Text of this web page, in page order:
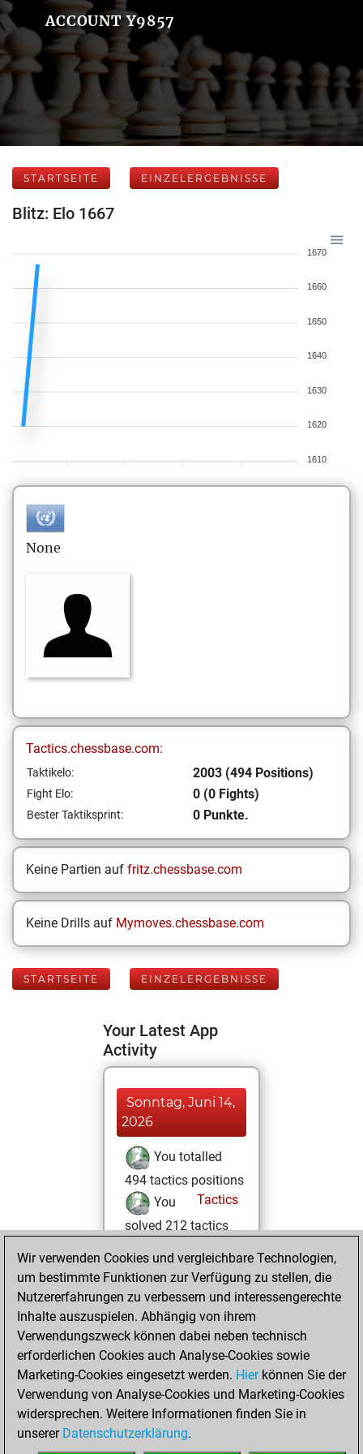
ACCOUNT Y9857
STARTSEITE EINZELERGEBNISSE
Blitz: Elo 1667
1670
1660
1650
1640
1630
1620
1610
None
Tactics.chessbase.com:
Taktikelo: 2003 (494 Positions)
Fight Elo: 0 (0 Fights)
Bester Taktiksprint: 0 Punkte.
Keine Partien auf fritz.chessbase.com
Keine Drills auf Mymoves.chessbase.com
STARTSEITE EINZELERGEBNISSE
Your Latest App
Activity
Sonntag, Juni 14,
2026
You totalled
494 tactics positions
Tactics
You
solved 212 tactics
You achieved
an Elo of 2003 in
tactics positions
Mittwoch, Mai 6,
2026
You played 1
blitz games
Play
You scored +1
Wir verwenden Cookies und vergleichbare Technologien,
um bestimmte Funktionen zur Verfügung zu stellen, die
Nutzererfahrungen zu verbessern und interessengerechte
Inhalte auszuspielen. Abhängig von ihrem
Verwendungszweck können dabei neben technisch
erforderlichen Cookies auch Analyse-Cookies sowie
Marketing-Cookies eingesetzt werden. Hierkönnen Sie der
Verwendung von Analyse-Cookies und Marketing-Cookies
widersprechen. Weitere Informationen finden Sie in
unserer Datenschutzerklärung.